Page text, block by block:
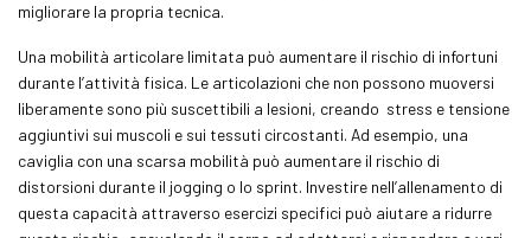
migliorare la propria tecnica.
Una mobilità articolare limitata può aumentare il rischio di infortuni
durante l’attività fisica. Le articolazioni che non possono muoversi
liberamente sono più suscettibili a lesioni, creando stress e tensione
aggiuntivi sui muscoli e sui tessuti circostanti. Ad esempio, una
caviglia con una scarsa mobilità può aumentare il rischio di
distorsioni durante il jogging o lo sprint. Investire nell’allenamento di
questa capacità attraverso esercizi specifici può aiutare a ridurre